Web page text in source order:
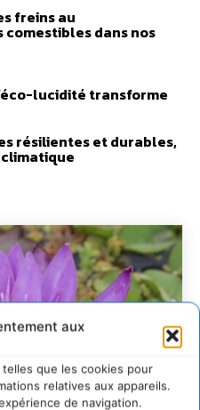
aux
que les cookies pour
relatives aux appareils.
de navigation.
freins au
dans nos
lucidité transforme
résilientes et durables,